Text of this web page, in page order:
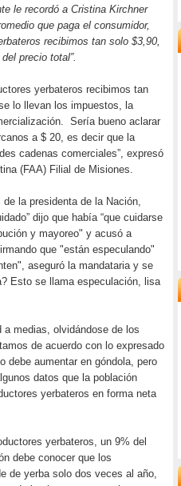
le recordó a Cristina Kirchner
que paga el consumidor,
recibimos tan solo $3,90,
precio total”.
yerbateros recibimos tan
lo llevan los impuestos, la
Sería bueno aclarar
a $ 20, es decir que la
cadenas comerciales”, expresó
(FAA) Filial de Misiones.
la presidenta de la Nación,
dijo que había “que cuidarse
y mayoreo" y acusó a
que "están especulando"
aseguró la mandataria y se
Esto se llama especulación, lisa
a medias, olvidándose de los
de acuerdo con lo expresado
debe aumentar en góndola, pero
datos que la población
yerbateros en forma neta
yerbateros, un 9% del
debe conocer que los
de yerba solo dos veces al año,